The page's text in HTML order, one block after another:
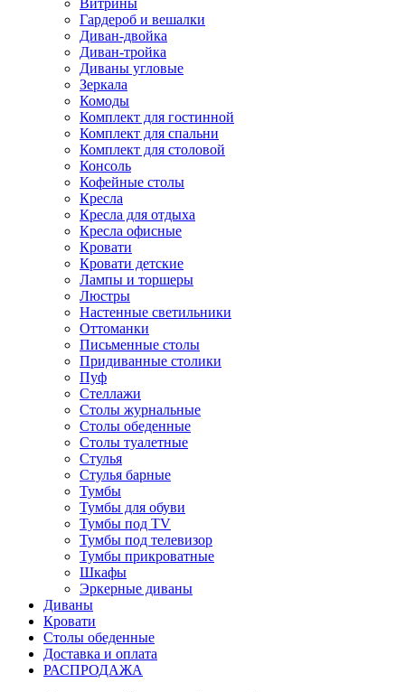
Витрины
Гардероб и вешалки
Диван-двойка
Диван-тройка
Диваны угловые
Зеркала
Комоды
Комплект для гостинной
Комплект для спальни
Комплект для столовой
Консоль
Кофейные столы
Кресла
Кресла для отдыха
Кресла офисные
Кровати
Кровати детские
Лампы и торшеры
Люстры
Настенные светильники
Оттоманки
Письменные столы
Придиванные столики
Пуф
Стеллажи
Столы журнальные
Столы обеденные
Столы туалетные
Стулья
Стулья барные
Тумбы
Тумбы для обуви
Тумбы под TV
Тумбы под телевизор
Тумбы прикроватные
Шкафы
Эркерные диваны
Диваны
Кровати
Столы обеденные
Доставка и оплата
РАСПРОДАЖА